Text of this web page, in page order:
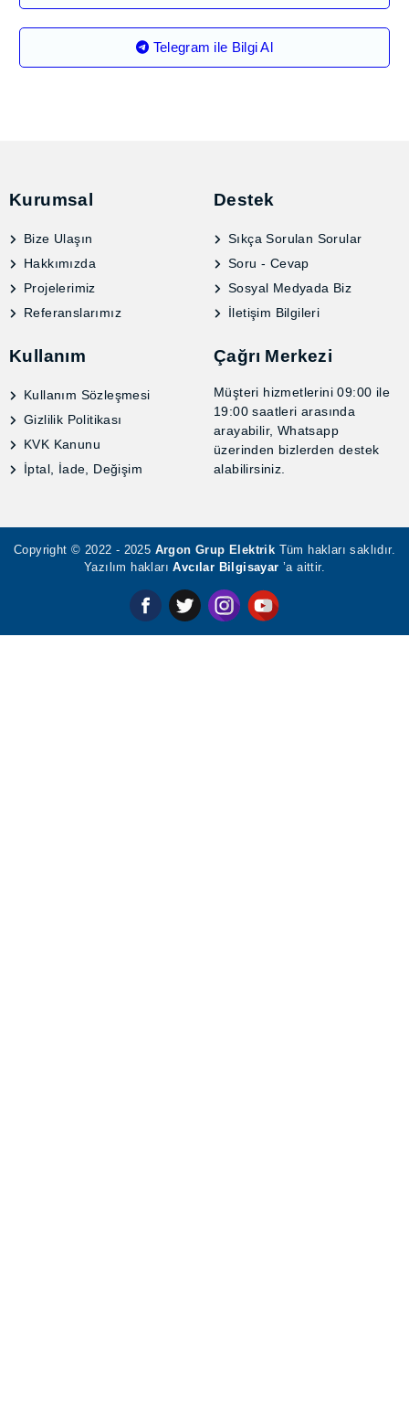
Telegram ile Bilgi Al
Kurumsal
Bize Ulaşın
Hakkımızda
Projelerimiz
Referanslarımız
Destek
Sıkça Sorulan Sorular
Soru - Cevap
Sosyal Medyada Biz
İletişim Bilgileri
Kullanım
Kullanım Sözleşmesi
Gizlilik Politikası
KVK Kanunu
İptal, İade, Değişim
Çağrı Merkezi
Müşteri hizmetlerini 09:00
ile 19:00 saatleri arasında
arayabilir, Whatsapp
üzerinden bizlerden destek
alabilirsiniz.
Copyright © 2022 - 2025Argon Grup ElektrikTüm hakları
saklıdır. Yazılım haklarıAvcılar Bilgisayar’a aittir.